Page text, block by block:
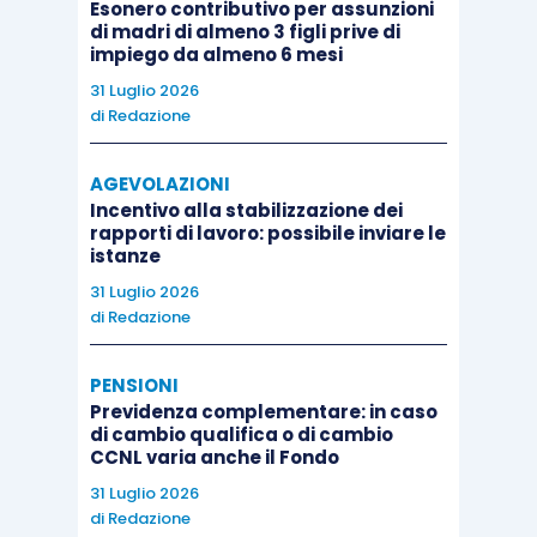
ruoli operativi;
ruoli tecnico specifici;
ruoli specialistici e gestionali;
ruoli di gestione del cambiamento e
innovazione.
Lo schema di inquadramento odierno diventa
quindi il seguente:
livello D1 –
Ruoli Tecnico
Specifici
livello C1 –
Esonero contributivo per assunzioni
di madri di almeno 3 figli prive di
impiego da almeno 6 mesi
31 Luglio 2026
di Redazione
AGEVOLAZIONI
Incentivo alla stabilizzazione dei
rapporti di lavoro: possibile inviare le
istanze
31 Luglio 2026
di Redazione
PENSIONI
Previdenza complementare: in caso
di cambio qualifica o di cambio
CCNL varia anche il Fondo
31 Luglio 2026
di Redazione